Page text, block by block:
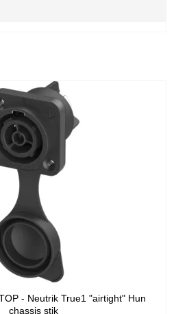
- Neutrik True1 "airtight" Hun
chassis stik